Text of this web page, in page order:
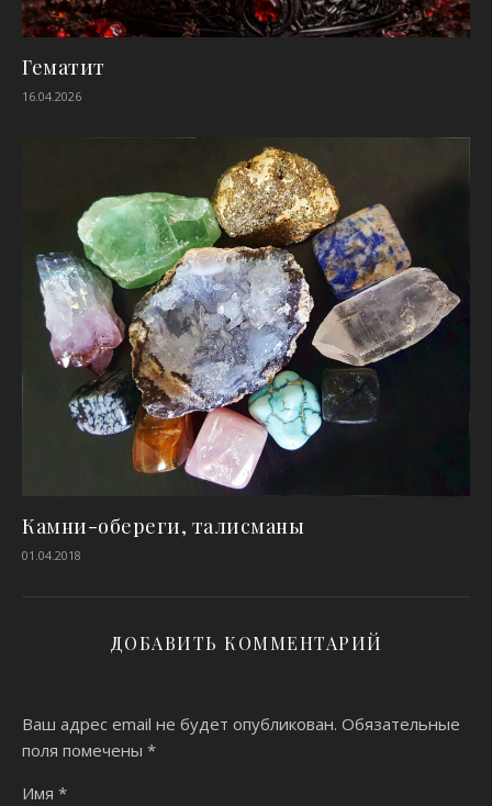
Гематит
16.04.2026
Камни-обереги, талисманы
01.04.2018
ДОБАВИТЬ КОММЕНТАРИЙ
Ваш адрес email не будет опубликован. Обязательные
поля помечены *
Имя *